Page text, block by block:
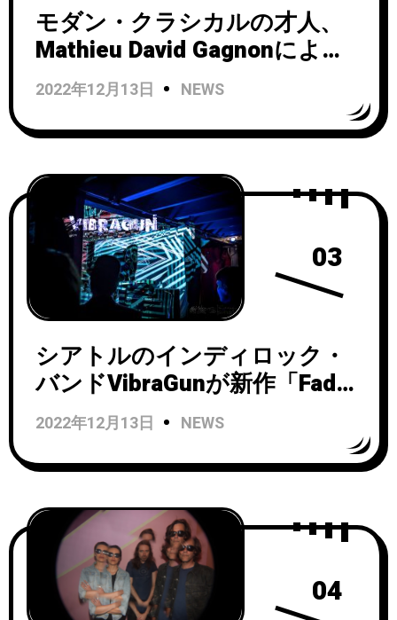
モダン・クラシカルの才人、
Mathieu David Gagnonによる
ソロ・プロジェクトFlore
Laurentienneが10/21にリリー
スするセカンド・アルバム
決定。新曲「Voiles」が公開！
2022年12月13日 NEWS
03
シアトルのインディロック・
バンドVibraGunが新作「Fade
EP」をリリース！
2022年12月13日 NEWS
04